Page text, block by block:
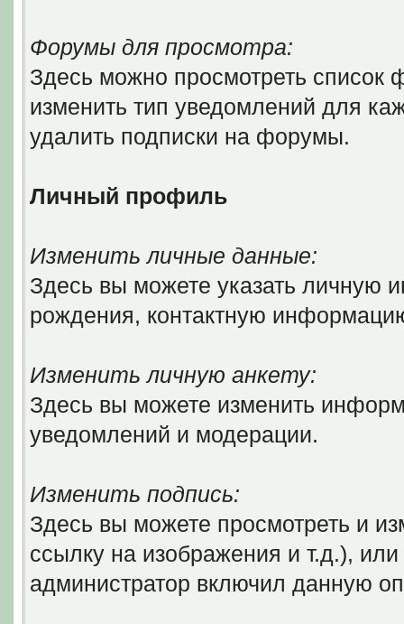
Форумы для просмотра:
Здесь можно просмотреть
изменить тип уведомлений для
удалить подписки на форумы.
Личный профиль
Изменить личные данные:
Здесь вы можете указать личную
рождения, контактную
Изменить личную анкету:
Здесь вы можете изменить
уведомлений и модерации.
Изменить подпись:
Здесь вы можете просмотреть и
ссылку на изображения и т.д.),
администратор включил данную